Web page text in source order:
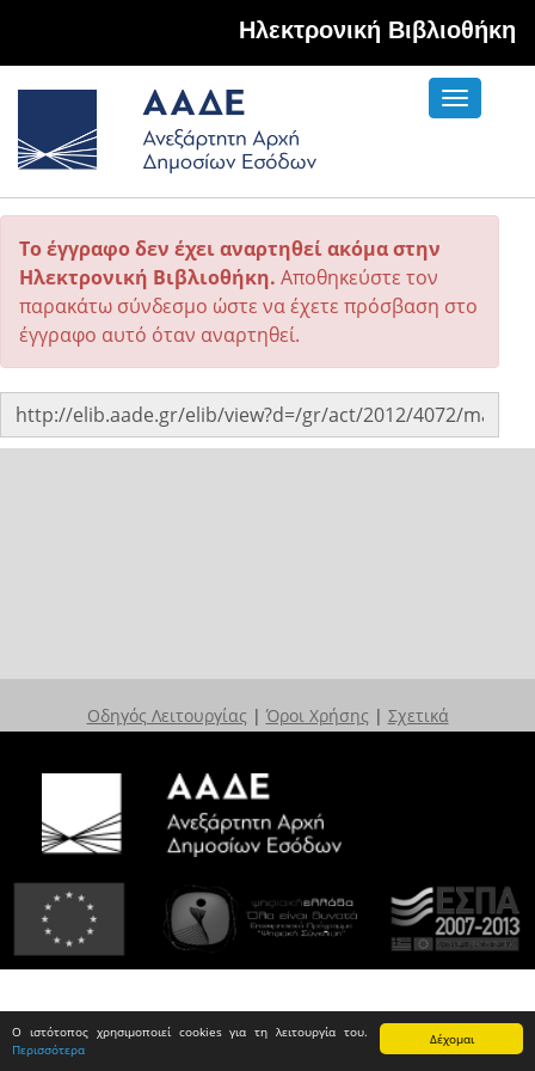
Δέχομαι
Ο ιστότοπος χρησιμοποιεί cookies για τη λειτουργία του.
Περισσότερα
Hλεκτρονική Βιβλιοθήκη
Toggle
Το έγγραφο δεν έχει αναρτηθεί ακόμα στην
Ηλεκτρονική Βιβλιοθήκη. Αποθηκεύστε τον
παρακάτω σύνδεσμο ώστε να έχετε πρόσβαση στο
έγγραφο αυτό όταν αναρτηθεί.
Οδηγός Λειτουργίας | Όροι Χρήσης | Σχετικά